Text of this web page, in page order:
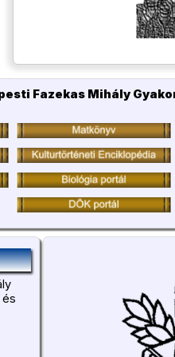
Fazekas Mihály
és